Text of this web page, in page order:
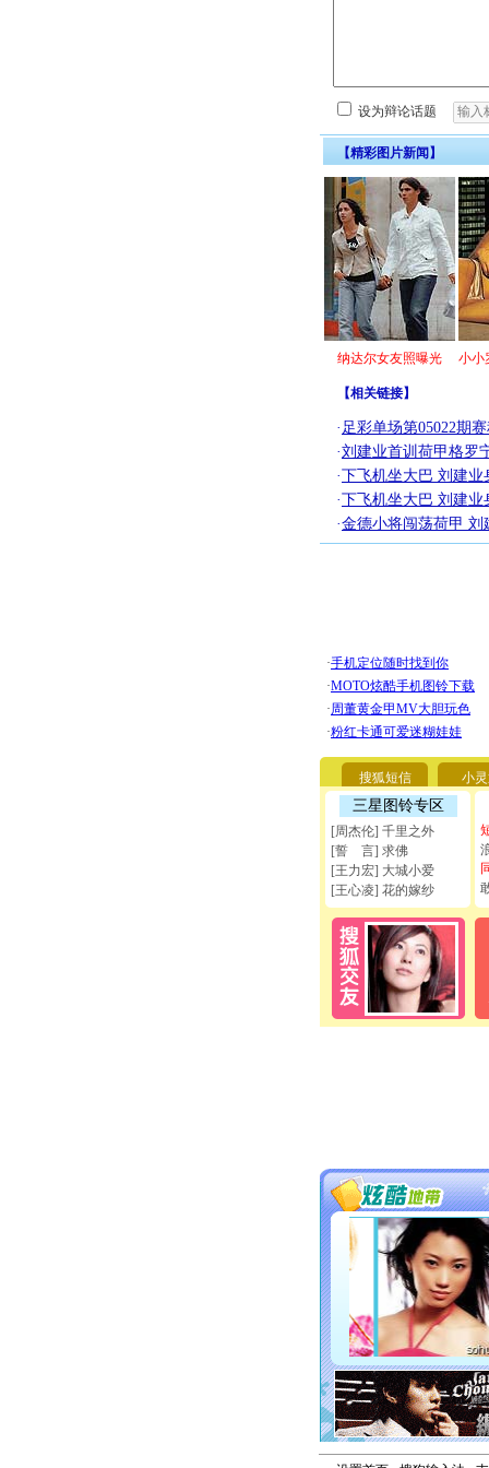
设为辩论话题
【精彩图片新闻】
纳达尔女友照曝光 小小
【相关链接】
· 足彩单场第05022期
·刘建业首训荷甲格罗
·下飞机坐大巴 刘建
·下飞机坐大巴 刘建
·金德小将闯荡荷甲
搜狐短信 小
三星图铃专区
[周杰伦] 千里之外
[誓 言] 求佛
[王力宏] 大城小爱
[王心凌] 花的嫁纱